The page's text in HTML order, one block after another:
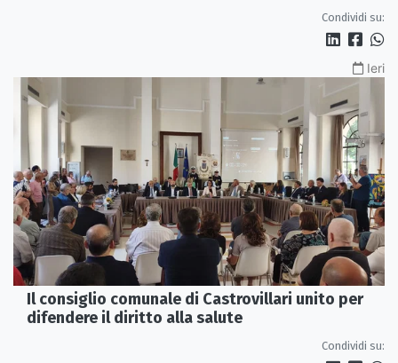
Condividi su:
Ieri
Il consiglio comunale di Castrovillari unito per
difendere il diritto alla salute
Condividi su: